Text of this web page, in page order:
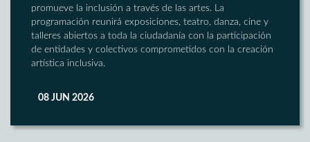
promueve la inclusión a través de las artes. La
programación reunirá exposiciones, teatro, danza, cine y
talleres abiertos a toda la ciudadanía con la participación
de entidades y colectivos comprometidos con la creación
artística inclusiva.
08 JUN 2026